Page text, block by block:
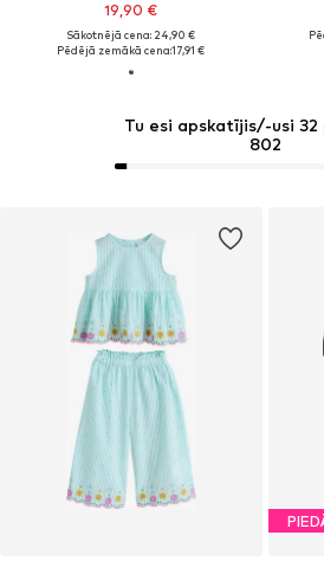
19,90 €
Sākotnējā cena: 24,90 €
Pēdējā zemākā cena:17,91 €
Tu esi apskatījis/-usi 32
802